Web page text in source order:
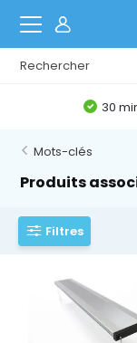
30
Mots-clés
Produits
Filtres